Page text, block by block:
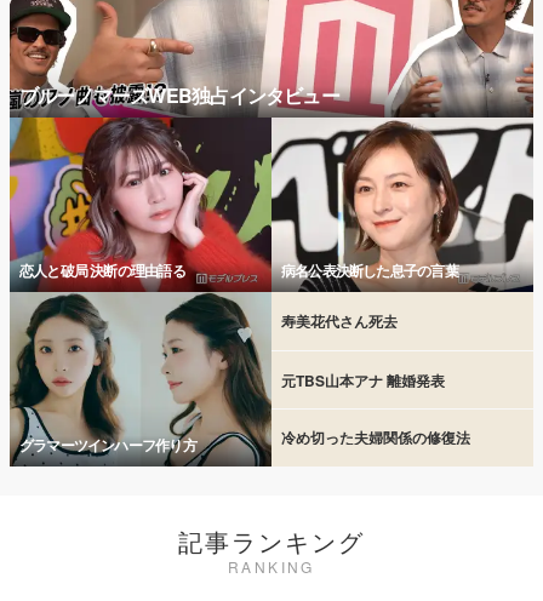
ブルーノマーズWEB独占インタビュー
恋人と破局 決断の理由語る 病名公表決断した息子の言葉
グラマーツインハーフ作り方
寿美花代さん死去
元TBS山本アナ 離婚発表
冷め切った夫婦関係の修復法
記事ランキング
RANKING